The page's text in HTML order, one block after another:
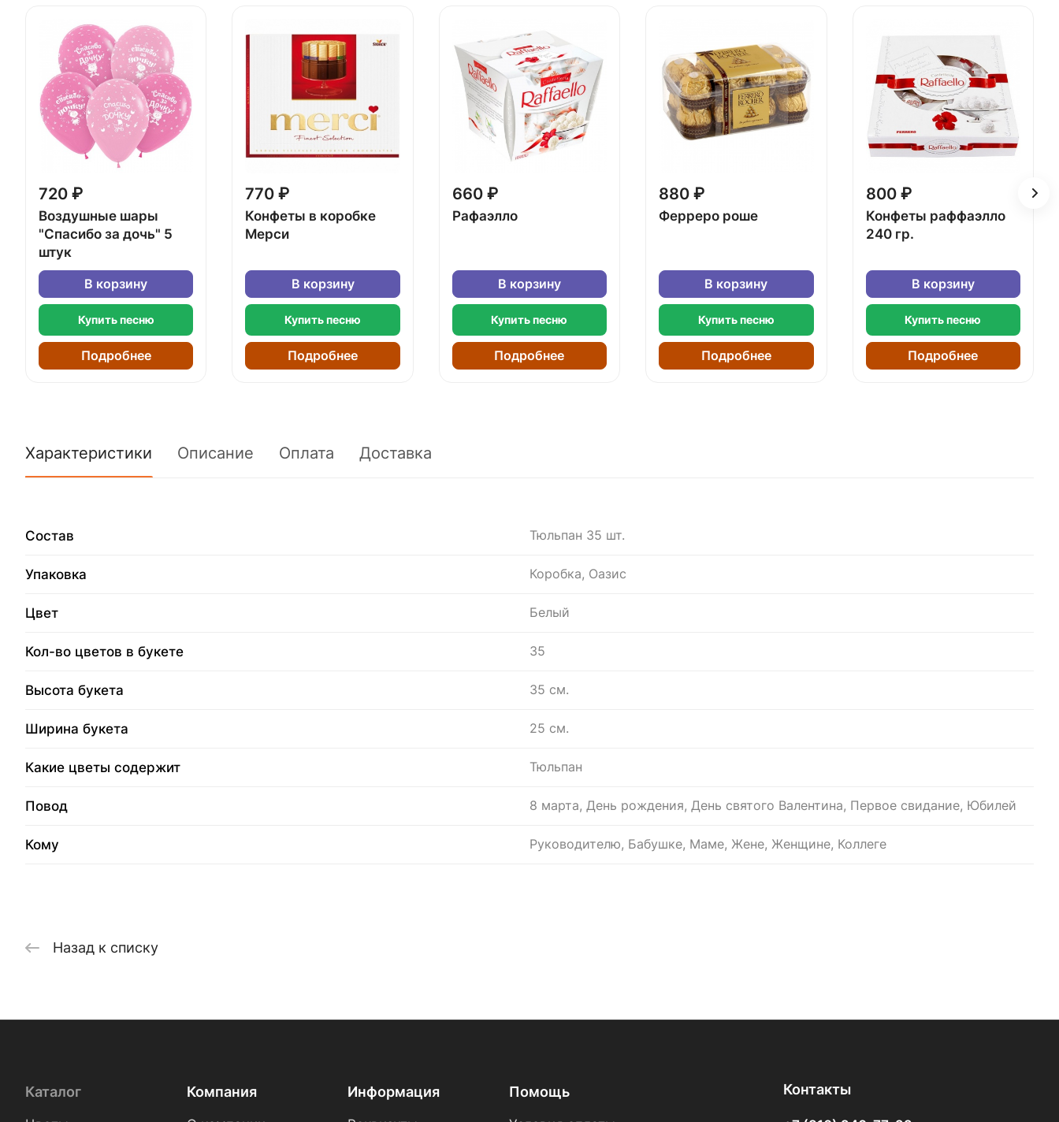
720 ₽
Воздушные шары
"Спасибо за дочь" 5
штук
В корзину
Купить песню
Подробнее
770 ₽
Конфеты в коробке
Мерси
В корзину
Купить песню
Подробнее
660 ₽
Рафаэлло
В корзину
Купить песню
Подробнее
880 ₽
Ферреро роше
В корзину
Купить песню
Подробнее
800 ₽
Конфеты раффаэлло
240 гр.
В корзину
Купить песню
Подробнее
Характеристики Описание Оплата Доставка
Состав Тюльпан 35 шт.
Упаковка Коробка, Оазис
Цвет Белый
Кол-во цветов в букете 35
Высота букета 35 см.
Ширина букета 25 см.
Какие цветы содержит Тюльпан
Повод 8 марта, День рождения, День святого Валентина, Первое свидание, Юбилей
Кому Руководителю, Бабушке, Маме, Жене, Женщине, Коллеге
Назад к списку
Каталог Компания Информация Помощь Контакты